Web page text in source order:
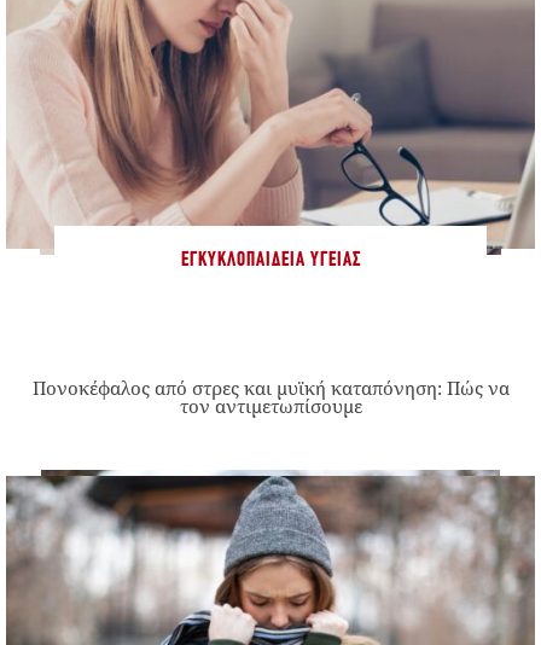
ΕΓΚΥΚΛΟΠΑΊΔΕΙΑ ΥΓΕΊΑΣ
Πονοκέφαλος από στρες και μυϊκή καταπόνηση: Πώς να
τον αντιμετωπίσουμε